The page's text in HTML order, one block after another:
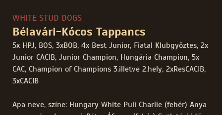
WHITE STUD DOGS
Bélavári-Kócos Tappancs
5x HPJ, BOS, 3xBOB, 4x Best Junior, Fiatal Klubgyőztes, 2x
Junior CACIB, Junior Champion, Hungária Champion, 5x
CAC, Champion of Champions 3.illetve 2.hely, 2xResCACIB,
3xCACIB
Apa neve, színe: Hungary White Puli Charlie (fehér) Anya